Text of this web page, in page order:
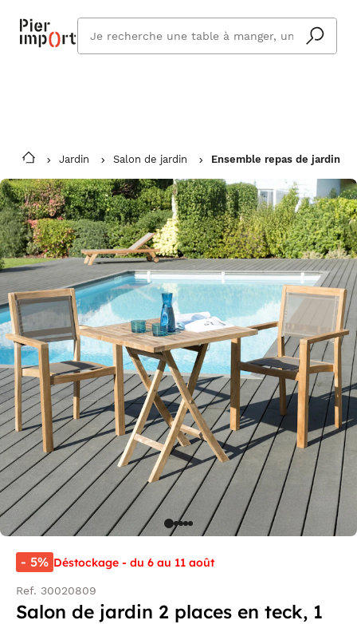
Vous êtes absent ? Pier Import s'adapte
et vous livre à votre retour.
En savoir plus
cherchez
vous ?
Jardin Salon de jardin Ensemble repas de jardin
- 5% Déstockage - du 6 au 11 août
Ref. 30020809
Salon de jardin 2 places en teck, 1